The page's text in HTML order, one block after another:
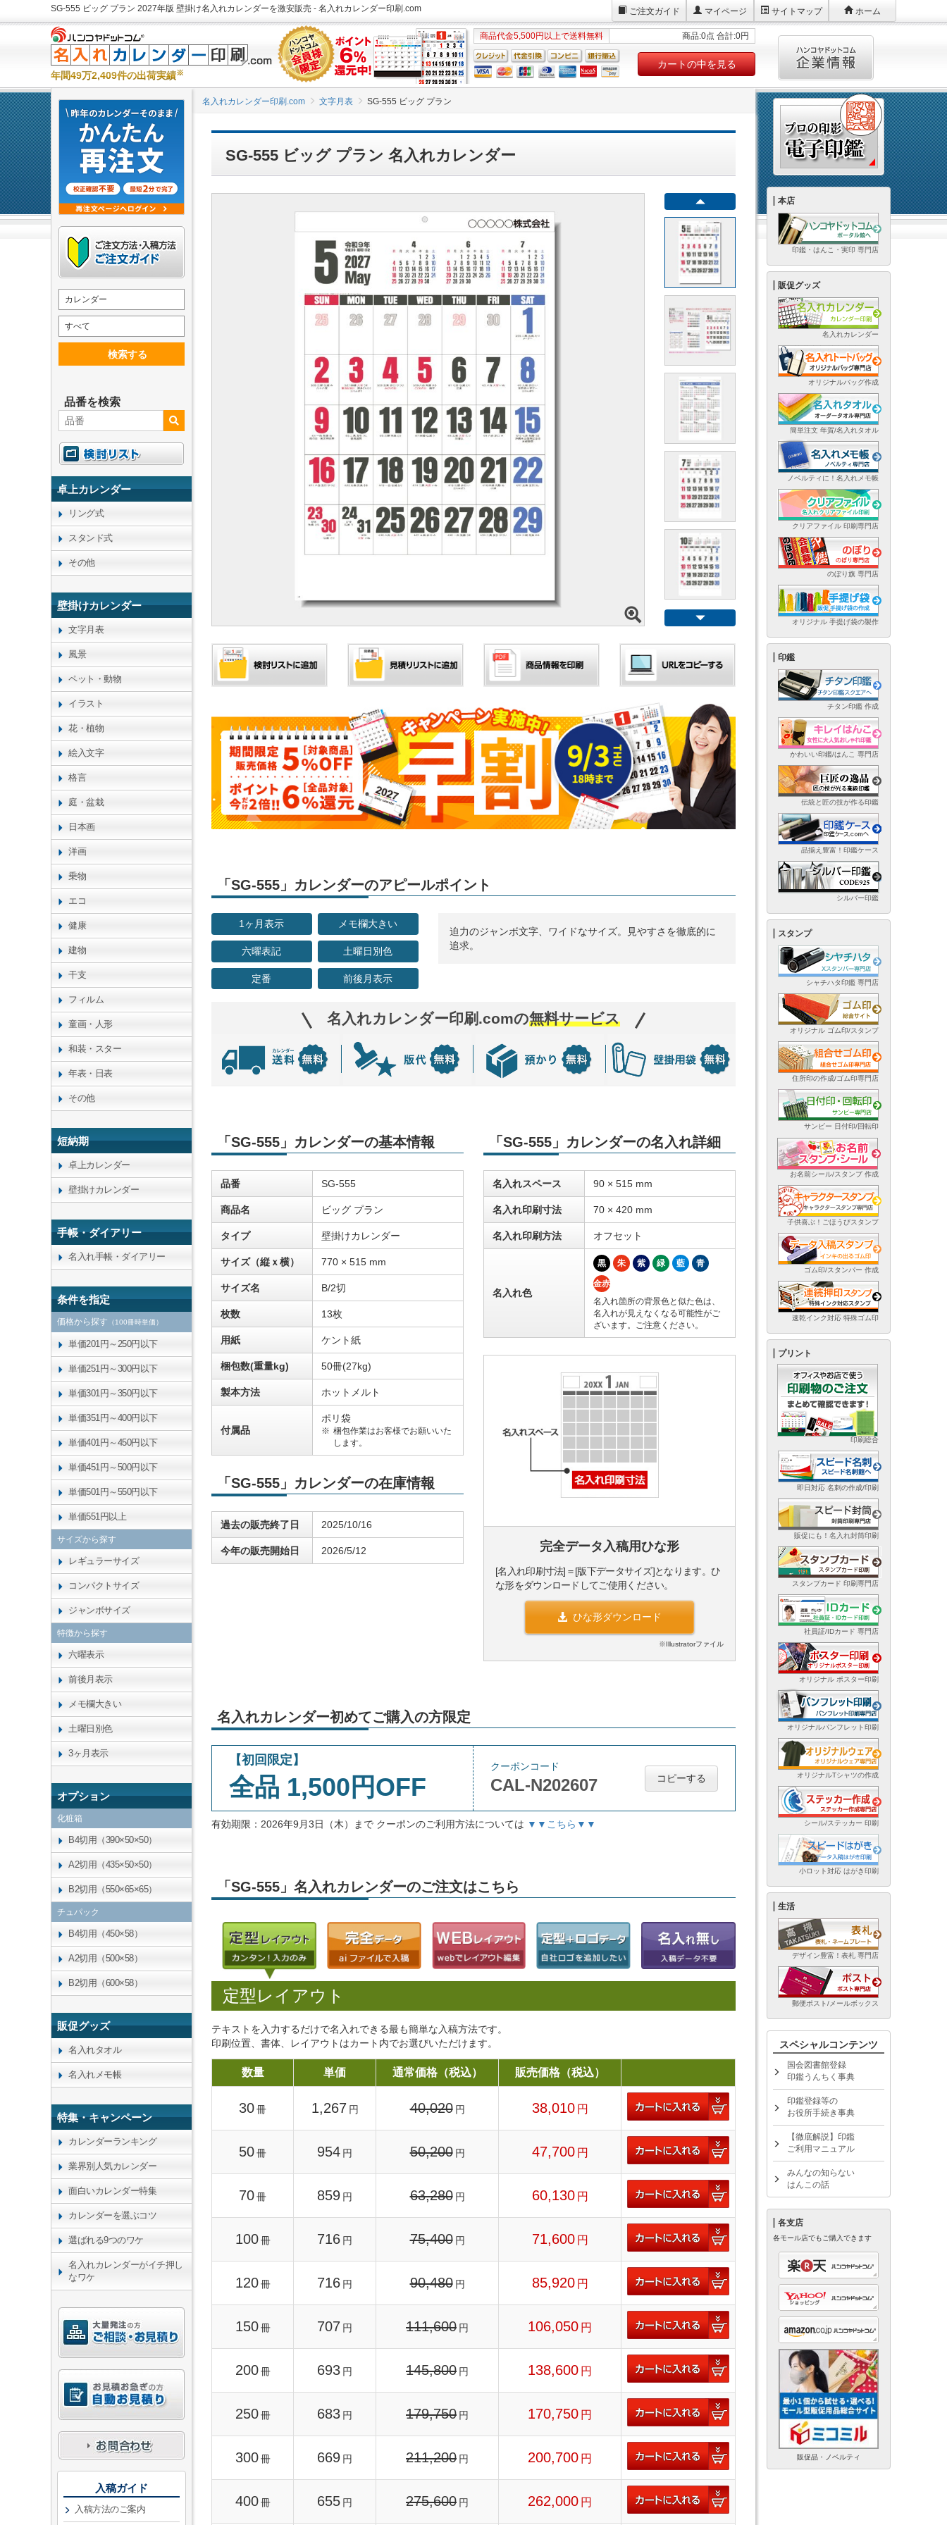
SG-555 ビッグ プラン 2027年版 壁掛け名入れカレンダーを激安販売 - 名入れカレンダー印刷.com ご注文ガイド マイページ サイトマップ ホーム
年間49万2,409件の出荷実績※
商品代金5,500円以上で送料無料 商品:0点 合計:0円
カートの中を見る
名入れカレンダー印刷.com 文字月表 SG-555 ビッグ プラン
SG-555 ビッグ プラン 名入れカレンダー
「SG-555」カレンダーのアピールポイント
1ヶ月表示 メモ欄大きい
六曜表記 土曜日別色
定番 前後月表示
迫力のジャンボ文字、ワイドなサイズ。見やすさを徹底的に
追求。
名入れカレンダー印刷.comの無料サービス
「SG-555」カレンダーの基本情報
品番 SG-555
商品名 ビッグ プラン
タイプ 壁掛けカレンダー
サイズ（縦ｘ横） 770 × 515 mm
サイズ名 B/2切
枚数 13枚
用紙 ケント紙
梱包数(重量kg) 50冊(27kg)
製本方法 ホットメルト
付属品
ポリ袋
梱包作業はお客様でお願いいた
します。
「SG-555」カレンダーの在庫情報
過去の販売終了日 2025/10/16
今年の販売開始日 2026/5/12
「SG-555」カレンダーの名入れ詳細
名入れスペース 90 × 515 mm
名入れ印刷寸法 70 × 420 mm
名入れ印刷方法 オフセット
名入れ色
黒 朱 紫 緑 藍 青
金赤
名入れ箇所の背景色と似た色は、
名入れが見えなくなる可能性がご
ざいます。ご注意ください。
完全データ入稿用ひな形
[名入れ印刷寸法]＝[版下データサイズ]となります。ひ
な形をダウンロードしてご使用ください。
ひな形ダウンロード
※Illustratorファイル
名入れカレンダー初めてご購入の方限定
【初回限定】
全品 1,500円OFF
クーポンコード
CAL-N202607 コピーする
有効期限：2026年9月3日（木）まで クーポンのご利用方法については ▼▼こちら▼▼
「SG-555」名入れカレンダーのご注文はこちら
定型レイアウト
テキストを入力するだけで名入れできる最も簡単な入稿方法です。
印刷位置、書体、レイアウトはカート内でお選びいただけます。
数量 単価 通常価格（税込） 販売価格（税込）
30冊 1,267 円 40,020 円 38,010 円
50冊 954 円 50,200 円 47,700 円
70冊 859 円 63,280 円 60,130 円
100 冊 716 円 75,400 円 71,600 円
120 冊 716 円 90,480 円 85,920 円
150 冊 707 円 111,600 円 106,050 円
200 冊 693 円 145,800 円 138,600 円
250 冊 683 円 179,750 円 170,750 円
300 冊 669 円 211,200 円 200,700 円
400 冊 655 円 275,600 円 262,000 円
カレンダー
すべて
検索する
品番を検索
卓上カレンダー
リング式
スタンド式
その他
壁掛けカレンダー
文字月表
風景
ペット・動物
イラスト
花・植物
絵入文字
格言
庭・盆栽
日本画
洋画
乗物
エコ
健康
建物
干支
フィルム
童画・人形
和装・スター
年表・日表
その他
短納期
卓上カレンダー
壁掛けカレンダー
手帳・ダイアリー
名入れ手帳・ダイアリー
条件を指定
価格から探す （100冊時単価）
単価201円～250円以下
単価251円～300円以下
単価301円～350円以下
単価351円～400円以下
単価401円～450円以下
単価451円～500円以下
単価501円～550円以下
単価551円以上
サイズから探す
レギュラーサイズ
コンパクトサイズ
ジャンボサイズ
特徴から探す
六曜表示
前後月表示
メモ欄大きい
土曜日別色
3ヶ月表示
オプション
化粧箱
B4切用（390×50×50）
A2切用（435×50×50）
B2切用（550×65×65）
チュパック
B4切用（450×58）
A2切用（500×58）
B2切用（600×58）
販促グッズ
名入れタオル
名入れメモ帳
特集・キャンペーン
カレンダーランキング
業界別人気カレンダー
面白いカレンダー特集
カレンダーを選ぶコツ
選ばれる9つのワケ
名入れカレンダーがイチ押し
なワケ
入稿ガイド
入稿方法のご案内
本店
印鑑・はんこ・実印 専門店
販促グッズ
名入れカレンダー
オリジナルバッグ作成
簡単注文 年賀/名入れタオル
ノベルティに！名入れメモ帳
クリアファイル 印刷専門店
のぼり旗 専門店
オリジナル 手提げ袋の製作
印鑑
チタン印鑑 作成
かわいい印鑑/はんこ 専門店
伝統と匠の技が作る印鑑
品揃え豊富！印鑑ケース
シルバー印鑑
スタンプ
シャチハタ印鑑 専門店
オリジナル ゴム印/スタンプ
住所印の作成/ゴム印専門店
サンビー 日付印/回転印
お名前シール/スタンプ 作成
子供喜ぶ！ごほうびスタンプ
ゴム印/スタンパー 作成
速乾インク対応 特殊ゴム印
プリント
印刷総合
即日対応 名刺の作成/印刷
販促にも！名入れ封筒印刷
スタンプカード 印刷専門店
社員証/IDカード 専門店
オリジナル ポスター印刷
オリジナルパンフレット印刷
オリジナルTシャツの作成
シール/ステッカー 印刷
小ロット対応 はがき印刷
生活
デザイン豊富！表札 専門店
郵便ポスト/メールボックス
スペシャルコンテンツ
国会図書館登録
印鑑うんちく事典
印鑑登録等の
お役所手続き事典
【徹底解説】印鑑
ご利用マニュアル
みんなの知らない
はんこの話
各支店
各モール店でもご購入できます
販促品・ノベルティ